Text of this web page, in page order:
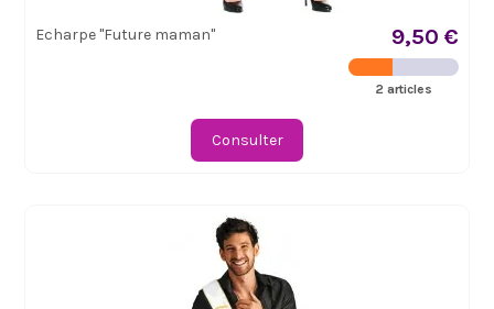
Echarpe "Future maman" 9,50 €
2 articles
Consulter